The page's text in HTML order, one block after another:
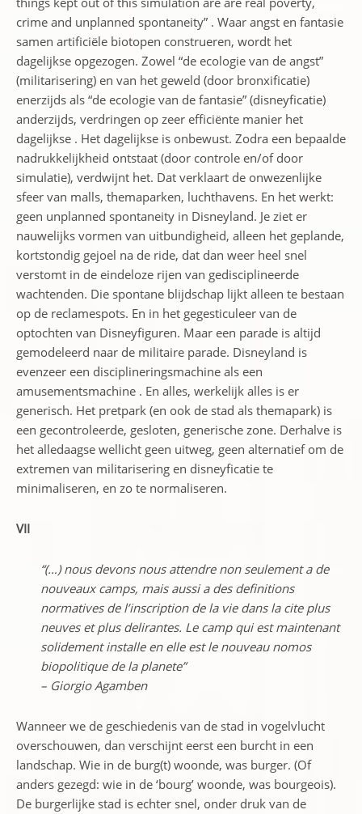
crime and unplanned spontaneity” . Waar angst en fantasie
samen artificiële biotopen construeren, wordt het
dagelijkse opgezogen. Zowel “de ecologie van de angst”
(militarisering) en van het geweld (door bronxificatie)
enerzijds als “de ecologie van de fantasie” (disneyficatie)
anderzijds, verdringen op zeer efficiënte manier het
dagelijkse . Het dagelijkse is onbewust. Zodra een bepaalde
nadrukkelijkheid ontstaat (door controle en/of door
simulatie), verdwijnt het. Dat verklaart de onwezenlijke
sfeer van malls, themaparken, luchthavens. En het werkt:
geen unplanned spontaneity in Disneyland. Je ziet er
nauwelijks vormen van uitbundigheid, alleen het geplande,
kortstondig gejoel na de ride, dat dan weer heel snel
verstomt in de eindeloze rijen van gedisciplineerde
wachtenden. Die spontane blijdschap lijkt alleen te bestaan
op de reclamespots. En in het gegesticuleer van de
optochten van Disneyfiguren. Maar een parade is altijd
gemodeleerd naar de militaire parade. Disneyland is
evenzeer een disciplineringsmachine als een
amusementsmachine . En alles, werkelijk alles is er
generisch. Het pretpark (en ook de stad als themapark) is
een gecontroleerde, gesloten, generische zone. Derhalve is
het alledaagse wellicht geen uitweg, geen alternatief om de
extremen van militarisering en disneyficatie te
minimaliseren, en zo te normaliseren.
VII
“(…) nous devons nous attendre non seulement a de
nouveaux camps, mais aussi a des definitions
normatives de l’inscription de la vie dans la cite plus
neuves et plus delirantes. Le camp qui est maintenant
solidement installe en elle est le nouveau nomos
biopolitique de la planete”
– Giorgio Agamben
Wanneer we de geschiedenis van de stad in vogelvlucht
overschouwen, dan verschijnt eerst een burcht in een
landschap. Wie in de burg(t) woonde, was burger. (Of
anders gezegd: wie in de ‘bourg’ woonde, was bourgeois).
De burgerlijke stad is echter snel, onder druk van de